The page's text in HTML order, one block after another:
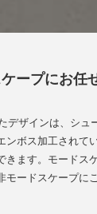
ープにお任
ザインは、シ
ボス加工され
ます。モード
ードスケープに